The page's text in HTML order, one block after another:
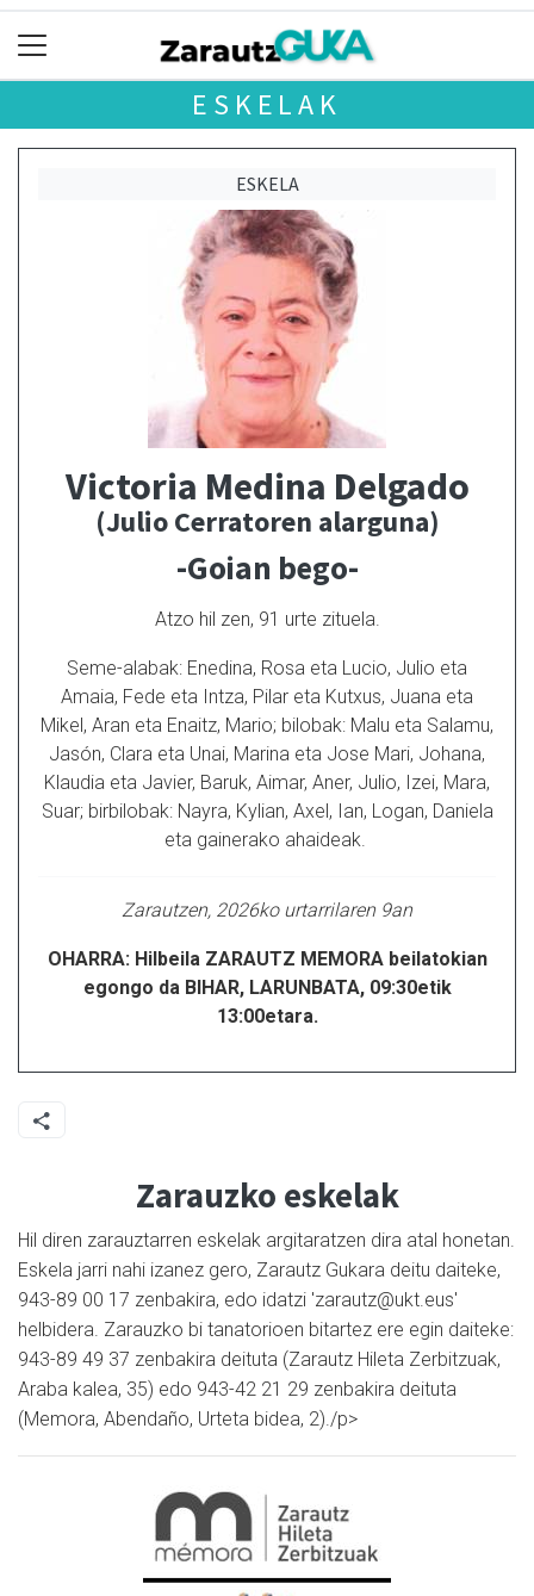
ESKELAK
ESKELA
Victoria Medina Delgado
(Julio Cerratoren alarguna)
-Goian bego-
Atzo hil zen, 91 urte zituela.
Seme-alabak: Enedina, Rosa eta Lucio, Julio eta
Amaia, Fede eta Intza, Pilar eta Kutxus, Juana eta
Mikel, Aran eta Enaitz, Mario; bilobak: Malu eta Salamu,
Jasón, Clara eta Unai, Marina eta Jose Mari, Johana,
Klaudia eta Javier, Baruk, Aimar, Aner, Julio, Izei, Mara,
Suar; birbilobak: Nayra, Kylian, Axel, Ian, Logan, Daniela
eta gainerako ahaideak.
Zarautzen, 2026ko urtarrilaren 9an
OHARRA: Hilbeila ZARAUTZ MEMORA beilatokian
egongo da BIHAR, LARUNBATA, 09:30etik
13:00etara.
Zarauzko eskelak
Hil diren zarauztarren eskelak argitaratzen dira atal honetan.
Eskela jarri nahi izanez gero, Zarautz Gukara deitu daiteke,
943-89 00 17 zenbakira, edo idatzi 'zarautz@ukt.eus'
helbidera. Zarauzko bi tanatorioen bitartez ere egin daiteke:
943-89 49 37 zenbakira deituta (Zarautz Hileta Zerbitzuak,
Araba kalea, 35) edo 943-42 21 29 zenbakira deituta
(Memora, Abendaño, Urteta bidea, 2)./p>